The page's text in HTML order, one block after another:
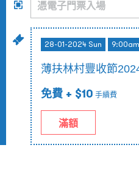
28-01-2024 Sun
薄扶林村豐收節
免費 + $10 手續費
滿額